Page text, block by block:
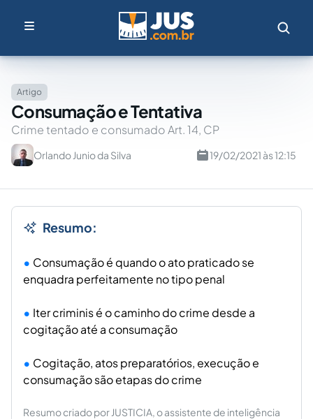
Artigo
Consumação e Tentativa
Crime tentado e consumado Art. 14, CP
Orlando Junio da Silva 19/02/2021 às 12:15
Resumo:
Consumação é quando o ato praticado se
enquadra perfeitamente no tipo penal
Iter criminis é o caminho do crime desde a
cogitação até a consumação
Cogitação, atos preparatórios, execução e
consumação são etapas do crime
Resumo criado por JUSTICIA, o assistente de inteligência